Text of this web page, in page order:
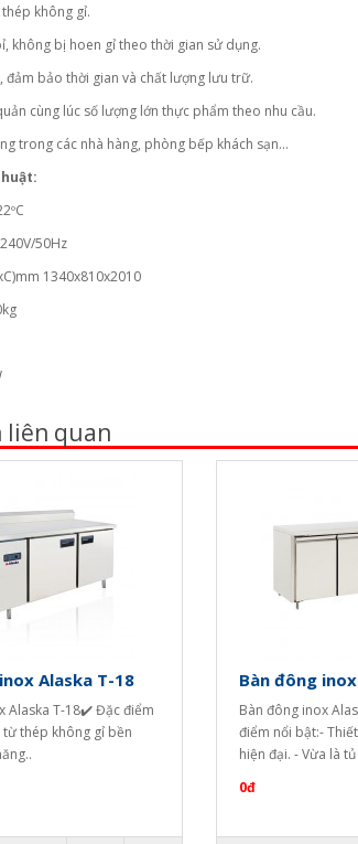
không gỉ.
không bị hoen gỉ theo thời gian sử dụng.
đảm bảo thời gian và chất lượng lưu trữ.
cùng lúc số lượng lớn thực phẩm theo nhu cầu.
trong các nhà hàng, phòng bếp khách sạn…
50Hz
1340x810x2010
liên quan
Alaska T-18
Alaska T-18✔️ Đặc điểm
từ thép không gỉ bền
Bàn đông
Bàn đông inox
điểm nổi bật:-
hiện đại. - Vừa là
0đ